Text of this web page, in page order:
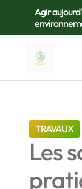
Agir
TRAVAUX
Les